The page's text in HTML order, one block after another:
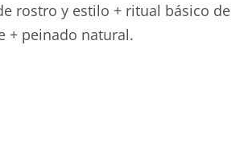
rostro y estilo + ritual básico de
+ peinado natural.